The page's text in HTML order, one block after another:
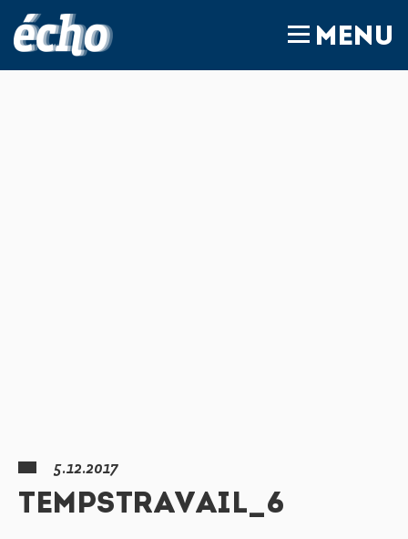
MENU
5.12.2017
TEMPSTRAVAIL_6